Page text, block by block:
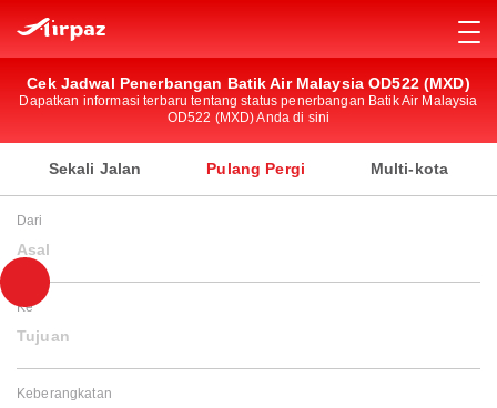
Cek Jadwal Penerbangan Batik Air Malaysia OD522 (MXD)
Dapatkan informasi terbaru tentang status penerbangan Batik Air Malaysia
OD522 (MXD) Anda di sini
Sekali Jalan Pulang Pergi Multi-kota
Dari
Asal
Ke
Tujuan
Keberangkatan